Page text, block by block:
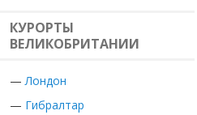
КУРОРТЫ
ВЕЛИКОБРИТАНИИ
—Лондон
— Гибралтар